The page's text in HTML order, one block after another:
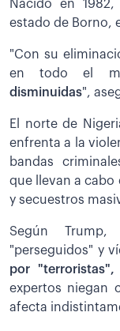
Nacido en
estado de Borno,
"Con su
en todo el
disminuidas",
El norte de
enfrenta a la
bandas
que llevan a cabo
y secuestros
Según
"perseguidos" y
por "terroristas",
expertos niegan
afecta